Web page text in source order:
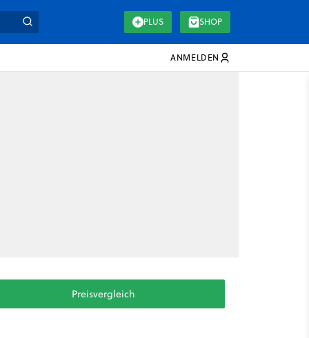
PLUS SHOP
ANMELDEN
Preisvergleich